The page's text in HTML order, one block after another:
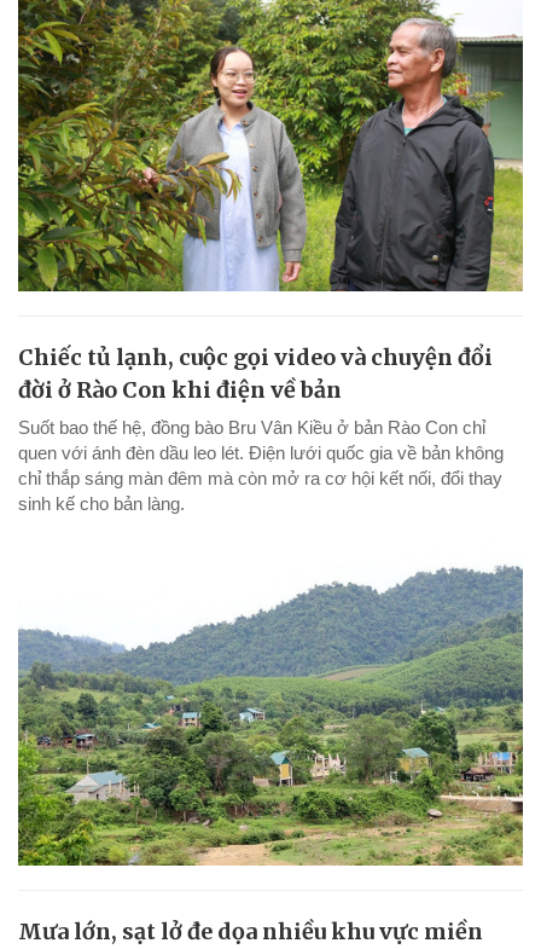
Chiếc tủ lạnh, cuộc gọi video và chuyện đổi
đời ở Rào Con khi điện về bản
Suốt bao thế hệ, đồng bào Bru Vân Kiều ở bản Rào Con chỉ
quen với ánh đèn dầu leo lét. Điện lưới quốc gia về bản không
chỉ thắp sáng màn đêm mà còn mở ra cơ hội kết nối, đổi thay
sinh kế cho bản làng.
Mưa lớn, sạt lở đe dọa nhiều khu vực miền